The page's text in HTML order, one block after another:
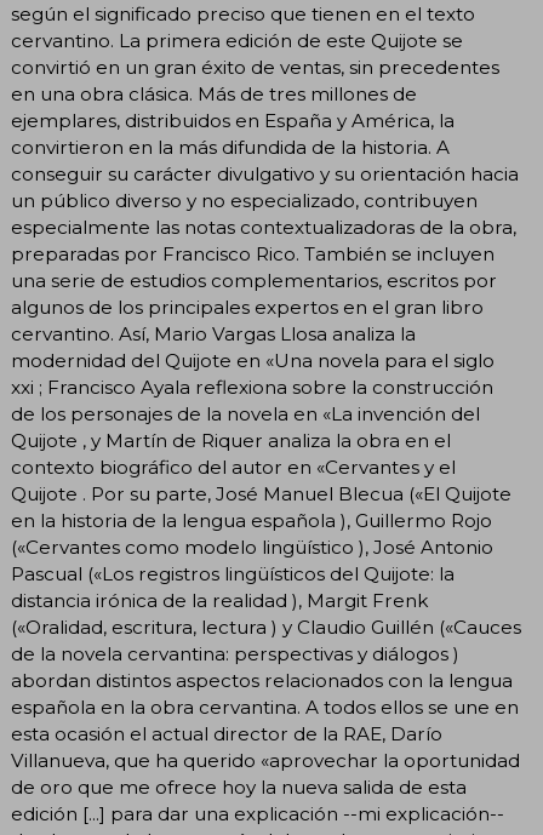
según el significado preciso que tienen en el texto
cervantino. La primera edición de este Quijote se
convirtió en un gran éxito de ventas, sin precedentes
en una obra clásica. Más de tres millones de
ejemplares, distribuidos en España y América, la
convirtieron en la más difundida de la historia. A
conseguir su carácter divulgativo y su orientación hacia
un público diverso y no especializado, contribuyen
especialmente las notas contextualizadoras de la obra,
preparadas por Francisco Rico. También se incluyen
una serie de estudios complementarios, escritos por
algunos de los principales expertos en el gran libro
cervantino. Así, Mario Vargas Llosa analiza la
modernidad del Quijote en «Una novela para el siglo
xxi ; Francisco Ayala reflexiona sobre la construcción
de los personajes de la novela en «La invención del
Quijote , y Martín de Riquer analiza la obra en el
contexto biográfico del autor en «Cervantes y el
Quijote . Por su parte, José Manuel Blecua («El Quijote
en la historia de la lengua española ), Guillermo Rojo
(«Cervantes como modelo lingüístico ), José Antonio
Pascual («Los registros lingüísticos del Quijote: la
distancia irónica de la realidad ), Margit Frenk
(«Oralidad, escritura, lectura ) y Claudio Guillén («Cauces
de la novela cervantina: perspectivas y diálogos )
abordan distintos aspectos relacionados con la lengua
española en la obra cervantina. A todos ellos se une en
esta ocasión el actual director de la RAE, Darío
Villanueva, que ha querido «aprovechar la oportunidad
de oro que me ofrece hoy la nueva salida de esta
edición [...] para dar una explicación --mi explicación--